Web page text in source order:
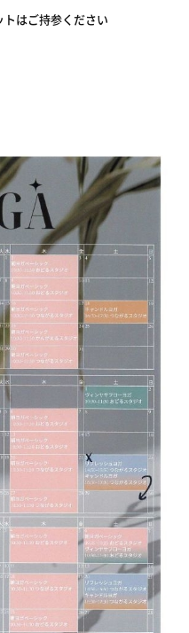
はご持参ください